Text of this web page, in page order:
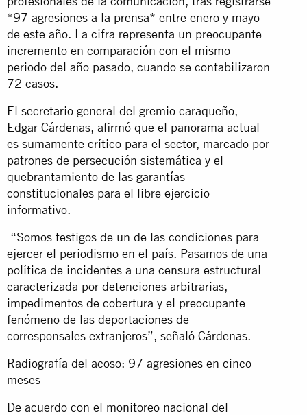
*97 agresiones a la prensa* entre enero y mayo
de este año. La cifra representa un preocupante
incremento en comparación con el mismo
periodo del año pasado, cuando se contabilizaron
72 casos.
El secretario general del gremio caraqueño,
Edgar Cárdenas, afirmó que el panorama actual
es sumamente crítico para el sector, marcado por
patrones de persecución sistemática y el
quebrantamiento de las garantías
constitucionales para el libre ejercicio
informativo.
“Somos testigos de un de las condiciones para
ejercer el periodismo en el país. Pasamos de una
política de incidentes a una censura estructural
caracterizada por detenciones arbitrarias,
impedimentos de cobertura y el preocupante
fenómeno de las deportaciones de
corresponsales extranjeros”, señaló Cárdenas.
Radiografía del acoso: 97 agresiones en cinco
meses
De acuerdo con el monitoreo nacional del